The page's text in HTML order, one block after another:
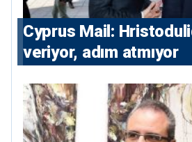
⁠Cyprus Mail:
veriyor, adım atmıyor